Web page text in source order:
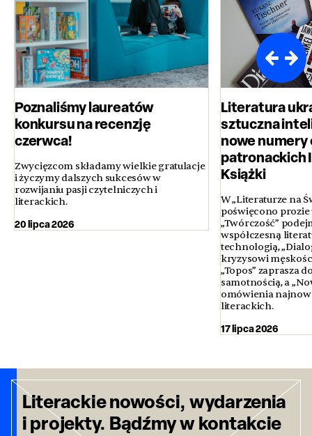
Poznaliśmy laureatów
konkursu na recenzję
czerwca!
Zwycięzcom składamy wielkie gratulacje
i życzymy dalszych sukcesów w
rozwijaniu pasji czytelniczych i
literackich.
20 lipca 2026
Literatura
sztuczna
nowe
Książki
W „Literaturze na
poświęcono prozie
„Twórczość”
współczesną
technologią,
kryzysowi
„Topos” zaprasza
samotnością, a
omówienia
literackich.
17 lipca 2026
Literackie nowości, wydarzenia
i projekty. Bądźmy w kontakcie